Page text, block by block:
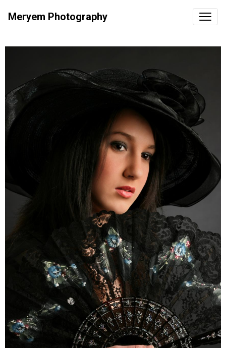
Meryem Photography